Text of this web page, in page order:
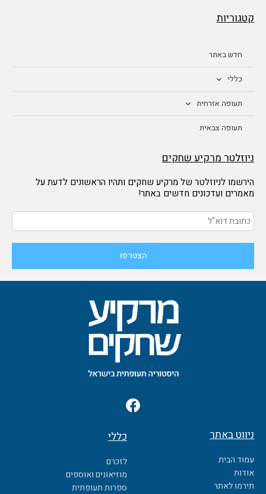
קטגוריות
חדש באתר
כללי
תעופה אזרחית
תעופה צבאית
ניוזלטר מרקיע שחקים
הירשמו לניוזלטר של מרקיע שחקים ותהיו הראשונים לדעת על
מאמרים ועדכונים חדשים באתר!
F
a
e
b
o
o
ניווט באתר
עמוד הבית
אודות
תירמו לאתר
כללי
לזכרם
מוזיאונים ואוספים
ספרות תעופתית